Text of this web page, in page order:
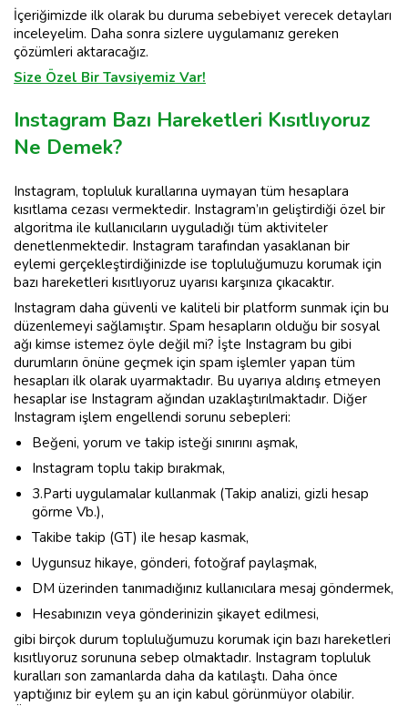
İçeriğimizde ilk olarak bu duruma sebebiyet verecek detayları
inceleyelim. Daha sonra sizlere uygulamanız gereken
çözümleri aktaracağız.
Size Özel Bir Tavsiyemiz Var!
Instagram Bazı Hareketleri Kısıtlıyoruz
Ne Demek?
Instagram, topluluk kurallarına uymayan tüm hesaplara
kısıtlama cezası vermektedir. Instagram’ın geliştirdiği özel bir
algoritma ile kullanıcıların uyguladığı tüm aktiviteler
denetlenmektedir. Instagram tarafından yasaklanan bir
eylemi gerçekleştirdiğinizde ise topluluğumuzu korumak için
bazı hareketleri kısıtlıyoruz uyarısı karşınıza çıkacaktır.
Instagram daha güvenli ve kaliteli bir platform sunmak için bu
düzenlemeyi sağlamıştır. Spam hesapların olduğu bir sosyal
ağı kimse istemez öyle değil mi? İşte Instagram bu gibi
durumların önüne geçmek için spam işlemler yapan tüm
hesapları ilk olarak uyarmaktadır. Bu uyarıya aldırış etmeyen
hesaplar ise Instagram ağından uzaklaştırılmaktadır. Diğer
Instagram işlem engellendi sorunu sebepleri:
Beğeni, yorum ve takip isteği sınırını aşmak,
Instagram toplu takip bırakmak,
3.Parti uygulamalar kullanmak (Takip analizi, gizli hesap
görme Vb.),
Takibe takip (GT) ile hesap kasmak,
Uygunsuz hikaye, gönderi, fotoğraf paylaşmak,
DM üzerinden tanımadığınız kullanıcılara mesaj göndermek,
Hesabınızın veya gönderinizin şikayet edilmesi,
gibi birçok durum topluluğumuzu korumak için bazı hareketleri
kısıtlıyoruz sorununa sebep olmaktadır. Instagram topluluk
kuralları son zamanlarda daha da katılaştı. Daha önce
yaptığınız bir eylem şu an için kabul görünmüyor olabilir.